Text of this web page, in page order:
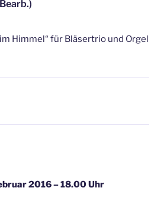
Himmel“ für Bläsertrio und Orgel
2016 – 18.00 Uhr